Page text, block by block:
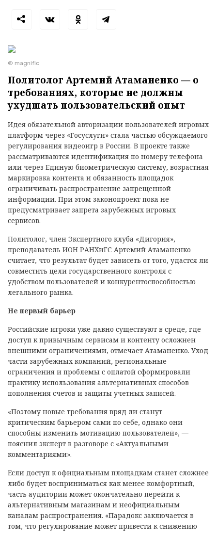
© magnific
Политолог Артемий Атаманенко — о
требованиях, которые не должны
ухудшать пользовательский опыт
Идея обязательной авторизации пользователей игровых
платформ через «Госуслуги» стала частью обсуждаемого
регулирования видеоигр в России. В проекте также
рассматриваются идентификация по номеру телефона
или через Единую биометрическую систему, возрастная
маркировка контента и обязанность площадок
ограничивать распространение запрещенной
информации. При этом законопроект пока не
предусматривает запрета зарубежных игровых
сервисов.
Политолог, член Экспертного клуба «Дигория»,
преподаватель ИОН РАНХиГС Артемий Атаманенко
считает, что результат будет зависеть от того, удастся ли
совместить цели государственного контроля с
удобством пользователей и конкурентоспособностью
легального рынка.
Не первый барьер
Российские игроки уже давно существуют в среде, где
доступ к привычным сервисам и контенту осложнен
внешними ограничениями, отмечает Атаманенко. Уход
части зарубежных компаний, региональные
ограничения и проблемы с оплатой сформировали
практику использования альтернативных способов
пополнения счетов и защиты учетных записей.
«Поэтому новые требования вряд ли станут
критическим барьером сами по себе, однако они
способны изменить мотивацию пользователей», —
пояснил эксперт в разговоре с «Актуальными
комментариями».
Если доступ к официальным площадкам станет сложнее
либо будет восприниматься как менее комфортный,
часть аудитории может окончательно перейти к
альтернативным магазинам и неофициальным
каналам распространения. «Парадокс заключается в
том, что регулирование может привести к снижению